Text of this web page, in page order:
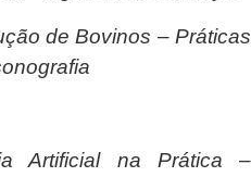
de Bovinos – Práticas
Artificial na Prática –